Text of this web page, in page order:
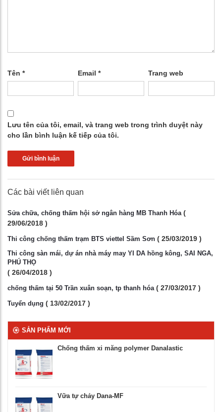
Tên * Email* Trang web
Lưu tên của tôi, email, và trang web trong trình duyệt này
cho lần bình luận kế tiếp của tôi.
Các bài viết liên quan
Sửa chữa, chống thấm hội sở ngân hàng MB Thanh Hóa (
29/06/2018 )
Thi công chống thấm trạm BTS viettel Sầm Sơn ( 25/03/2019 )
Thi công sàn mái, dự án nhà máy may YI DA hồng kông, SAI NGA,
PHÚ THỌ
( 26/04/2018 )
chống thấm tại 50 Trần xuân soạn, tp thanh hóa ( 27/03/2017 )
Tuyển dụng ( 13/02/2017 )
SẢN PHẨM MỚI
Chống thấm xi măng polymer Danalastic
Vữa tự chảy Dana-MF